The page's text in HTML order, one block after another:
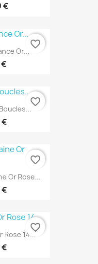
€
Or...
favorite_border
€
favorite_border
Or Rose...
favorite_border
Rose 14...
€
favorite_border